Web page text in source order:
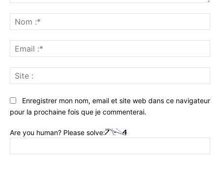
:*
:*
:
Enregistrer mon nom, email et site web dans ce navigateur
pour la prochaine fois que je commenterai.
Are you human? Please solve: